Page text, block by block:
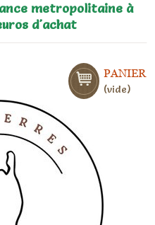
metropolitaine à
d'achat
PANIER
vide